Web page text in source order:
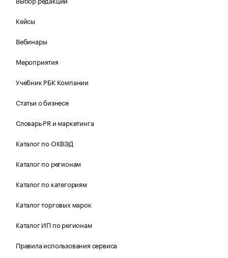
Кейсы
Вебинары
Мероприятия
Учебник РБК Компании
Статьи о бизнесе
Словарь PR и маркетинга
Каталог по ОКВЭД
Каталог по регионам
Каталог по категориям
Каталог торговых марок
Каталог ИП по регионам
Правила использования сервиса